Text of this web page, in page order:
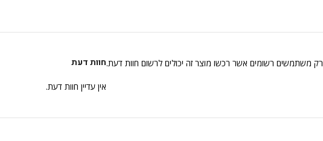
חוות דעת
אין עדיין חוות דעת.
רק משתמשים רשומים אשר רכשו מוצר זה יכולים לרשום חוות דעת.